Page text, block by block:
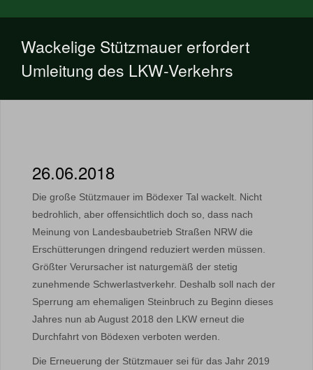
Wackelige Stützmauer erfordert
Umleitung des LKW-Verkehrs
26.06.2018
Die große Stützmauer im Bödexer Tal wackelt. Nicht
bedrohlich, aber offensichtlich doch so, dass nach
Meinung von Landesbaubetrieb Straßen NRW die
Erschütterungen dringend reduziert werden müssen.
Größter Verursacher ist naturgemäß der stetig
zunehmende Schwerlastverkehr. Deshalb soll nach der
Sperrung am ehemaligen Steinbruch zu Beginn dieses
Jahres nun ab August 2018 den LKW erneut die
Durchfahrt von Bödexen verboten werden.
Die Erneuerung der Stützmauer sei für das Jahr 2019